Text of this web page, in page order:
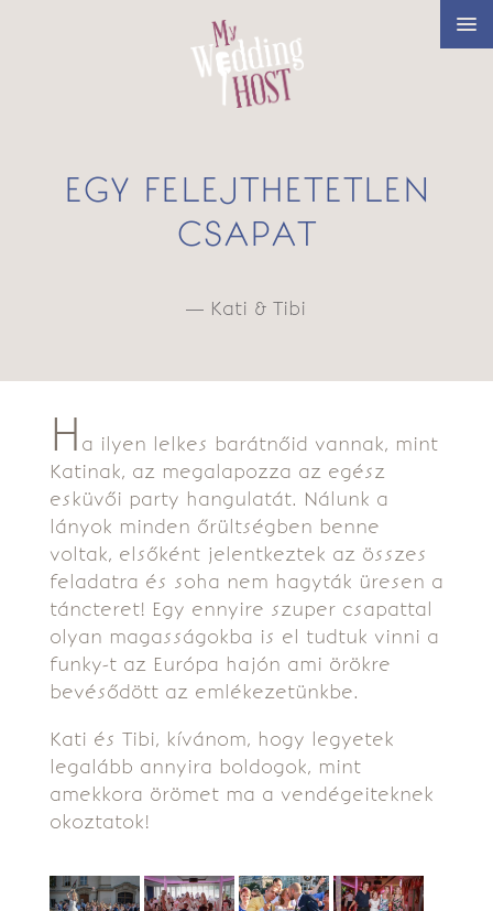
EGY FELEJTHETETLEN
CSAPAT
— Kati & Tibi
H a ilyen lelkes barátnőid vannak, mint
Katinak, az megalapozza az egész
esküvői party hangulatát. Nálunk a
lányok minden őrültségben benne
voltak, elsőként jelentkeztek az összes
feladatra és soha nem hagyták üresen a
táncteret! Egy ennyire szuper csapattal
olyan magasságokba is el tudtuk vinni a
funky-t az Európa hajón ami örökre
bevésődött az emlékezetünkbe.
Kati és Tibi, kívánom, hogy legyetek
legalább annyira boldogok, mint
amekkora örömet ma a vendégeiteknek
okoztatok!